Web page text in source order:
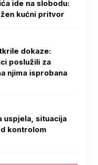
ide na slobodu:
kućni pritvor
dokaze:
poslužili za
njima isprobana
uspjela, situacija
kontrolom